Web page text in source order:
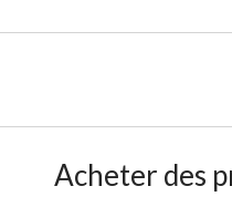
Acheter des